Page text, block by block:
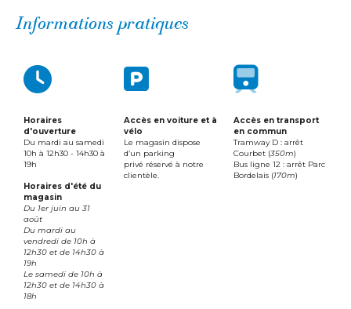
Informations pratiques
Horaires
d'ouverture
Du mardi au samedi
10h à 12h30 - 14h30 à
19h​​​​​​​
Horaires d'été du
magasin
Du 1er juin au 31
août
Du mardi au
vendredi de 10h à
12h30 et de 14h30 à
19h
Le samedi de 10h à
12h30 et de 14h30 à
18h
Accès en voiture et à
vélo
Le magasin dispose
d’un parking
​​​​​​​privé réservé à notre
clientèle.
Accès en transport
en commun
Tramway D : arrêt
Courbet (350m)
Bus ligne 12 : arrêt Parc
Bordelais (170m)